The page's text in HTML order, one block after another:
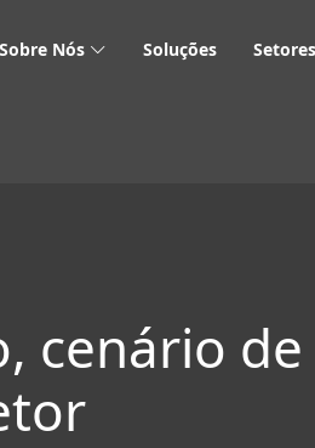
Sobre Nós Soluções Setores
cenário